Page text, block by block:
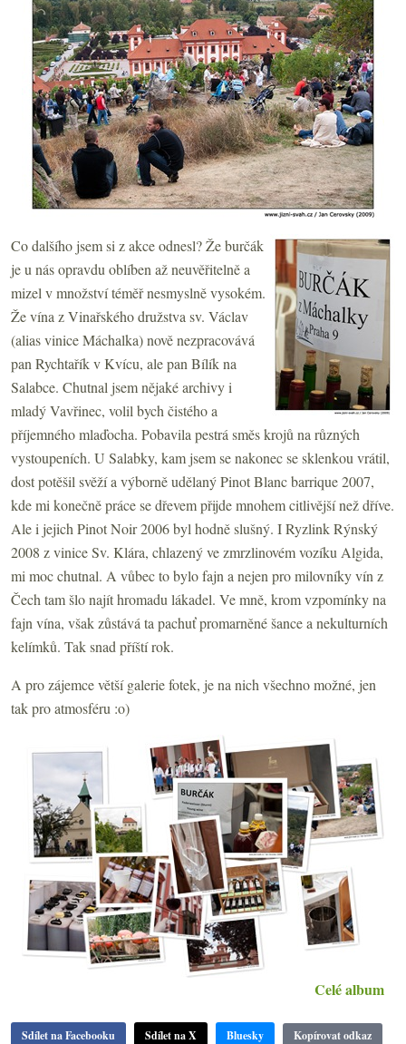
Co dalšího jsem si z akce odnesl? Že burčák
je u nás opravdu oblíben až neuvěřitelně a
mizel v množství téměř nesmyslně vysokém.
Že vína z Vinařského družstva sv. Václav
(alias vinice Máchalka) nově nezpracovává
pan Rychtařík v Kvícu, ale pan Bílík na
Salabce. Chutnal jsem nějaké archivy i
mladý Vavřinec, volil bych čistého a
příjemného mlaďocha. Pobavila pestrá směs krojů na různých
vystoupeních. U Salabky, kam jsem se nakonec se sklenkou vrátil,
dost potěšil svěží a výborně udělaný Pinot Blanc barrique 2007,
kde mi konečně práce se dřevem přijde mnohem citlivější než dříve.
Ale i jejich Pinot Noir 2006 byl hodně slušný. I Ryzlink Rýnský
2008 z vinice Sv. Klára, chlazený ve zmrzlinovém vozíku Algida,
mi moc chutnal. A vůbec to bylo fajn a nejen pro milovníky vín z
Čech tam šlo najít hromadu lákadel. Ve mně, krom vzpomínky na
fajn vína, však zůstává ta pachuť promarněné šance a nekulturních
kelímků. Tak snad příští rok.
A pro zájemce větší galerie fotek, je na nich všechno možné, jen
tak pro atmosféru :o)
Celé album
Sdílet na Facebooku Sdílet na X Bluesky Kopírovat odkaz